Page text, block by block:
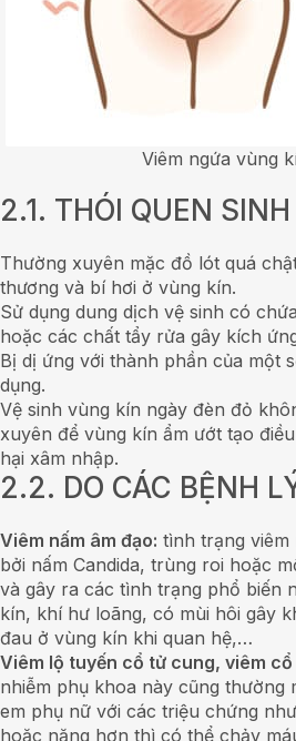
Viêm ngứa vùng
2.1. THÓI QUEN
Thường xuyên mặc đồ lót quá
thương và bí hơi ở vùng kín.
Sử dụng dung dịch vệ sinh có
hoặc các chất tẩy rửa gây kích
Bị dị ứng với thành phần của một
dụng.
Vệ sinh vùng kín ngày đèn đỏ
xuyên để vùng kín ẩm ướt tạo
hại xâm nhập.
2.2. DO CÁC BỆNH
Viêm nấm âm đạo: tình trạng viêm
bởi nấm Candida, trùng roi hoặc
và gây ra các tình trạng phổ biến
kín, khí hư loãng, có mùi hôi gây
đau ở vùng kín khi quan hệ,…
Viêm lộ tuyến cổ tử cung, viêm
nhiễm phụ khoa này cũng thường
em phụ nữ với các triệu chứng
hoặc nặng hơn thì có thể chảy